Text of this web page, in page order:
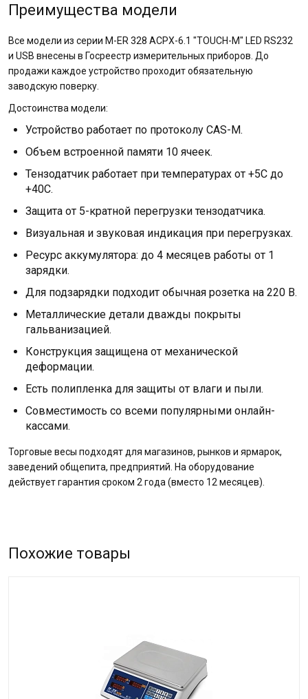
Преимущества модели
Все модели из серии M-ER 328 ACPX-6.1 "TOUCH-M" LED RS232
и USB внесены в Госреестр измерительных приборов. До
продажи каждое устройство проходит обязательную
заводскую поверку.
Достоинства модели:
Устройство работает по протоколу CAS-M.
Объем встроенной памяти 10 ячеек.
Тензодатчик работает при температурах от +5С до
+40С.
Защита от 5-кратной перегрузки тензодатчика.
Визуальная и звуковая индикация при перегрузках.
Ресурс аккумулятора: до 4 месяцев работы от 1
зарядки.
Для подзарядки подходит обычная розетка на 220 В.
Металлические детали дважды покрыты
гальванизацией.
Конструкция защищена от механической
деформации.
Есть полипленка для защиты от влаги и пыли.
Совместимость со всеми популярными онлайн-
кассами.
Торговые весы подходят для магазинов, рынков и ярмарок,
заведений общепита, предприятий. На оборудование
действует гарантия сроком 2 года (вместо 12 месяцев).
Похожие товары